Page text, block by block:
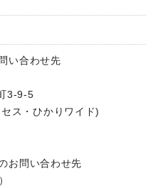
い合わせ先
3-9-5
ス・ひかりワイド)
お問い合わせ先